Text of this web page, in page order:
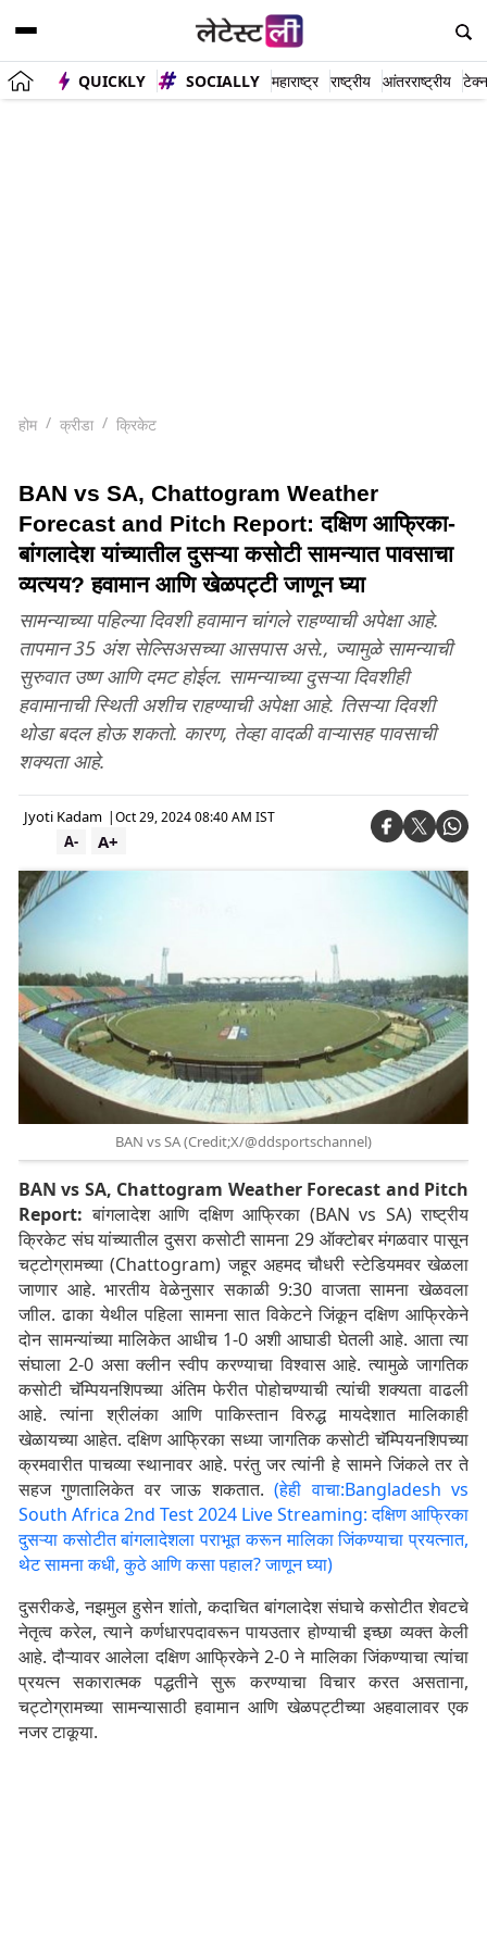
QUICKLY SOCIALLY महाराष्ट्र राष्ट्रीय आंतरराष्ट्रीय
होम क्रीडा क्रिकेट
BAN vs SA, Chattogram Weather
Forecast and Pitch Report: दक्षिण आफ्रिका-
बांगलादेश यांच्यातील दुसऱ्या कसोटी सामन्यात पावसाचा
व्यत्यय? हवामान आणि खेळपट्टी जाणून घ्या
सामन्याच्या पहिल्या दिवशी हवामान चांगले राहण्याची अपेक्षा आहे.
तापमान 35 अंश सेल्सिअसच्या आसपास असे., ज्यामुळे सामन्याची
सुरुवात उष्ण आणि दमट होईल. सामन्याच्या दुसऱ्या दिवशीही
हवामानाची स्थिती अशीच राहण्याची अपेक्षा आहे. तिसऱ्या दिवशी
थोडा बदल होऊ शकतो. कारण, तेव्हा वादळी वाऱ्यासह पावसाची
शक्यता आहे.
Jyoti Kadam |Oct 29, 2024 08:40 AM IST
A+
A-
BAN vs SA (Credit;X/@ddsportschannel)
BAN vs SA, Chattogram Weather Forecast and Pitch
Report: बांगलादेश आणि दक्षिण आफ्रिका (BAN vs SA) राष्ट्रीय
क्रिकेट संघ यांच्यातील दुसरा कसोटी सामना 29 ऑक्टोबर मंगळवार पासून
चट्टोग्रामच्या (Chattogram) जहूर अहमद चौधरी स्टेडियमवर खेळला
जाणार आहे. भारतीय वेळेनुसार सकाळी 9:30 वाजता सामना खेळवला
जाील. ढाका येथील पहिला सामना सात विकेटने जिंकून दक्षिण आफ्रिकेने
दोन सामन्यांच्या मालिकेत आधीच 1-0 अशी आघाडी घेतली आहे. आता त्या
संघाला 2-0 असा क्लीन स्वीप करण्याचा विश्वास आहे. त्यामुळे जागतिक
कसोटी चॅम्पियनशिपच्या अंतिम फेरीत पोहोचण्याची त्यांची शक्यता वाढली
आहे. त्यांना श्रीलंका आणि पाकिस्तान विरुद्ध मायदेशात मालिकाही
खेळायच्या आहेत. दक्षिण आफ्रिका सध्या जागतिक कसोटी चॅम्पियनशिपच्या
क्रमवारीत पाचव्या स्थानावर आहे. परंतु जर त्यांनी हे सामने जिंकले तर ते
सहज गुणतालिकेत वर जाऊ शकतात.(हेही वाचा:Bangladesh vs
South Africa 2nd Test 2024 Live Streaming: दक्षिण आफ्रिका
दुसऱ्या कसोटीत बांगलादेशला पराभूत करून मालिका जिंकण्याचा प्रयत्नात,
थेट सामना कधी, कुठे आणि कसा पहाल? जाणून घ्या)
दुसरीकडे, नझमुल हुसेन शांतो, कदाचित बांगलादेश संघाचे कसोटीत शेवटचे
नेतृत्व करेल, त्याने कर्णधारपदावरून पायउतार होण्याची इच्छा व्यक्त केली
आहे. दौऱ्यावर आलेला दक्षिण आफ्रिकेने 2-0 ने मालिका जिंकण्याचा त्यांचा
प्रयत्न सकारात्मक पद्धतीने सुरू करण्याचा विचार करत असताना,
चट्टोग्रामच्या सामन्यासाठी हवामान आणि खेळपट्टीच्या अहवालावर एक
नजर टाकूया.